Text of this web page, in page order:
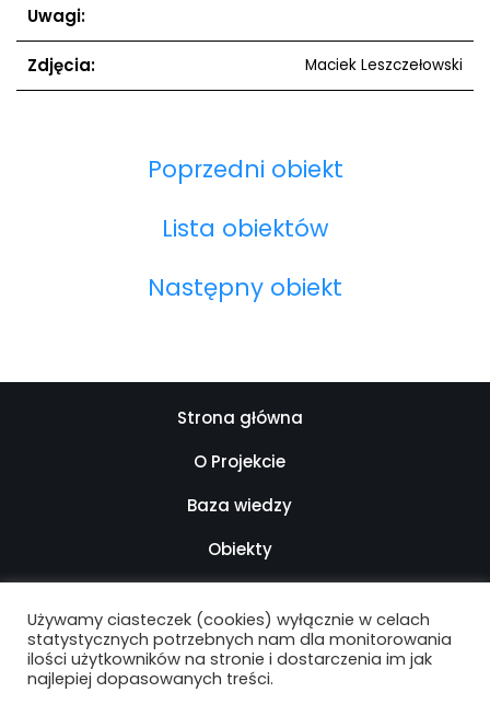
Uwagi:
Zdjęcia: Maciek Leszczełowski
Poprzedni obiekt
Lista obiektów
Następny obiekt
Strona główna
O Projekcie
Baza wiedzy
Obiekty
Mapa strony
Deklaracja dostępności
Używamy ciasteczek (cookies) wyłącznie w celach
statystycznych potrzebnych nam dla monitorowania
ilości użytkowników na stronie i dostarczenia im jak
najlepiej dopasowanych treści.